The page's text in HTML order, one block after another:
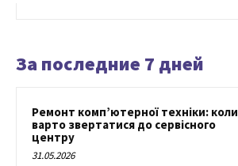
За последние 7 дней
Ремонт комп’ютерної техніки: коли
варто звертатися до сервісного
центру
31.05.2026